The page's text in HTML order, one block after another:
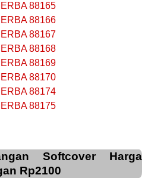
88165
88166
88167
88168
88169
88170
88174
88175
Softcover Harga
Rp2100